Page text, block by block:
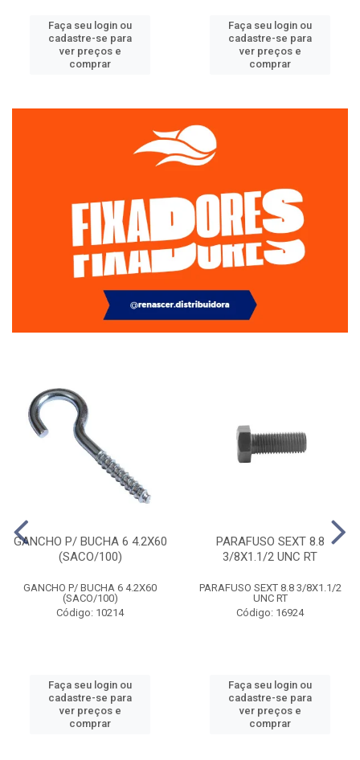
Faça seu login ou
cadastre-se para
ver preços e
comprar
Faça seu login ou
cadastre-se para
ver preços e
comprar
GANCHO P/ BUCHA 6 4.2X60
(SACO/100)
GANCHO P/ BUCHA 6 4.2X60
(SACO/100)
Código: 10214
Faça seu login ou
cadastre-se para
ver preços e
comprar
PARAFUSO SEXT 8.8
3/8X1.1/2 UNC RT
PARAFUSO SEXT 8.8 3/8X1.1/2
UNC RT
Código: 16924
Faça seu login ou
cadastre-se para
ver preços e
comprar